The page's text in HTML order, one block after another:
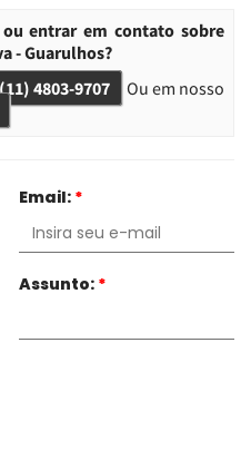
entrar em contato sobre
- Guarulhos?
(11) 4803-9707
Ou em nosso
Email: *
Assunto: *